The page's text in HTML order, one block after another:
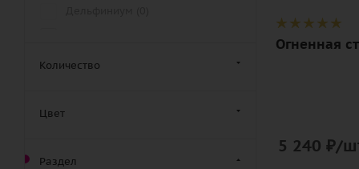
Огненная
5 240 ₽/
Ирис (
Лилия (
Количество
Цвет
Раздел